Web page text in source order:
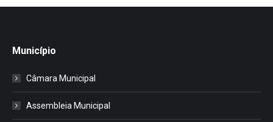
Município
Câmara Municipal
Assembleia Municipal